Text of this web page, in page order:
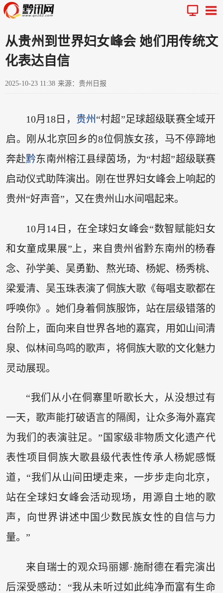
从贵州到世界妇女峰会 她们用传统文
化表达自信
2025-10-23 11:38 来源：贵州日报
10月18日， 贵州 “村超”足球超级联赛全域开
启。刚从北京回乡的8位侗族女孩，马不停蹄地
奔赴黔东南州榕江县绿茵场，为“村超”超级联赛
启动仪式助阵演出。刚在世界妇女峰会上响起的
贵州“好声音”，又在贵州山水间唱起来。
10月14日，在全球妇女峰会“数智赋能妇女
和女童成果展”上，来自贵州省黔东南州的杨春
念、孙学美、吴勇勤、熬光琦、杨妮、杨秀桃、
梁爱清、吴玉珠表演了侗族大歌《每唱支歌都在
呼唤你》。她们身着侗族服饰，站在层级错落的
台阶上，面向来自世界各地的嘉宾，用如山间清
泉、似林间鸟鸣的歌声，将侗族大歌的文化魅力
灵动展现。
“我们从小在侗寨里听歌长大，从没想过有
一天，歌声能打破语言的隔阂，让众多海外嘉宾
为我们的表演驻足。”国家级非物质文化遗产代
表性项目侗族大歌县级代表性传承人杨妮感慨
道，“我们从山间田埂走来，一步步走向北京，
站在全球妇女峰会活动现场，用源自土地的歌
声，向世界讲述中国少数民族女性的自信与力
量。”
来自瑞士的观众玛丽娜·施耐德在看完演出
后深受感动：“我从未听过如此纯净而富有生命